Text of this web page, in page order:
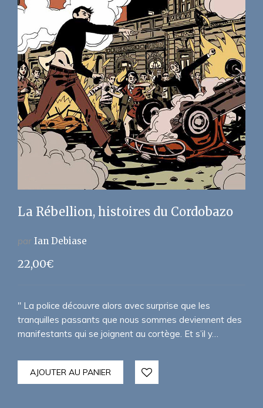
La Rébellion, histoires du Cordobazo
par Ian Debiase
22,00€
" La police découvre alors avec surprise que les
tranquilles passants que nous sommes deviennent des
manifestants qui se joignent au cortège. Et s’il y…
AJOUTER AU PANIER